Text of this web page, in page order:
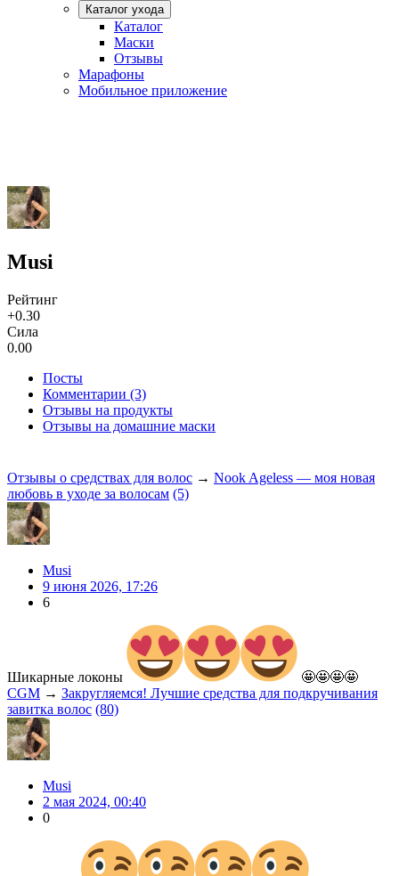
Каталог ухода
Каталог
Маски
Отзывы
Марафоны
Мобильное приложение
Musi
Рейтинг
+0.30
Сила
0.00
Посты
Комментарии (3)
Отзывы на продукты
Отзывы на домашние маски
Отзывы о средствах для волос → Nook Ageless — моя новая
любовь в уходе за волосам (5)
Musi
9 июня 2026, 17:26
6
Шикарные локоны
🤩🤩🤩🤩
CGM → Закругляемся! Лучшие средства для подкручивания
завитка волос (80)
Musi
2 мая 2024, 00:40
0